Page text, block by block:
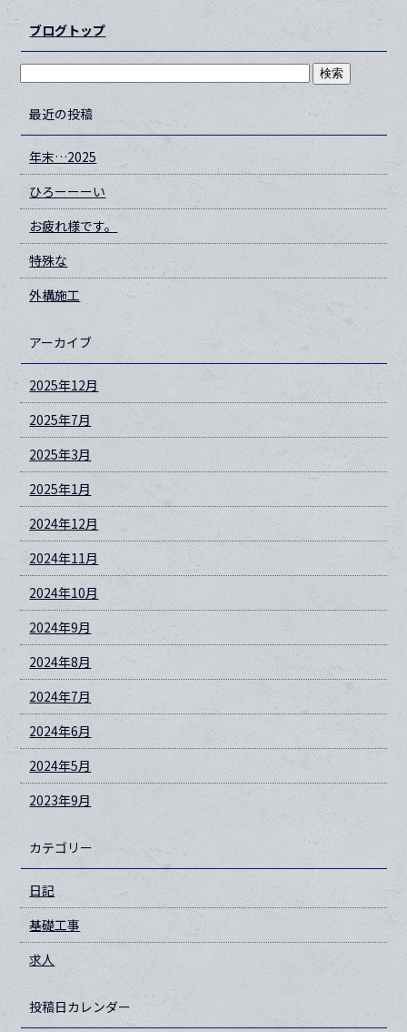
o
k
ブログトップ
最近の投稿
年末…2025
ひろーーーい
お疲れ様です。
特殊な
外構施工
アーカイブ
2025年12月
2025年7月
2025年3月
2025年1月
2024年12月
2024年11月
2024年10月
2024年9月
2024年8月
2024年7月
2024年6月
2024年5月
2023年9月
カテゴリー
日記
基礎工事
求人
投稿日カレンダー